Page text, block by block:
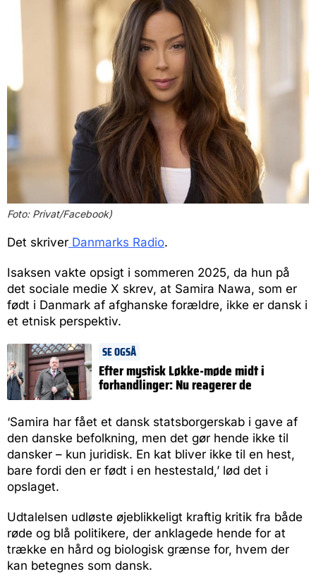
Foto: Privat/Facebook)
Det skriver Danmarks Radio.
Isaksen vakte opsigt i sommeren 2025, da hun på
det sociale medie X skrev, at Samira Nawa, som er
født i Danmark af afghanske forældre, ikke er dansk i
et etnisk perspektiv.
SE OGSÅ
Efter mystisk Løkke-møde midt i
forhandlinger: Nu reagerer de
‘Samira har fået et dansk statsborgerskab i gave af
den danske befolkning, men det gør hende ikke til
dansker – kun juridisk. En kat bliver ikke til en hest,
bare fordi den er født i en hestestald,’ lød det i
opslaget.
Udtalelsen udløste øjeblikkeligt kraftig kritik fra både
røde og blå politikere, der anklagede hende for at
trække en hård og biologisk grænse for, hvem der
kan betegnes som dansk.